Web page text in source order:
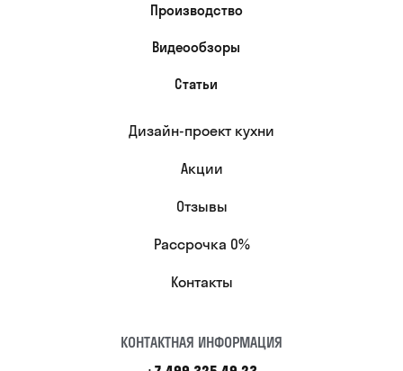
Производство
Видеообзоры
Статьи
Дизайн-проект кухни
Акции
Отзывы
Рассрочка 0%
Контакты
КОНТАКТНАЯ ИНФОРМАЦИЯ